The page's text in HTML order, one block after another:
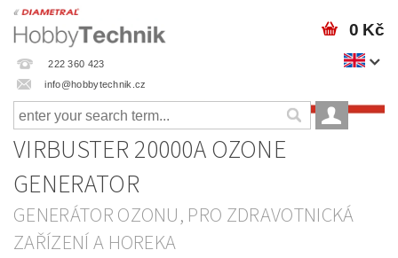
222 360 423
info@hobbytechnik.cz
0 Kč
VIRBUSTER 20000A OZONE
GENERATOR
GENERÁTOR OZONU, PRO ZDRAVOTNICKÁ
ZAŘÍZENÍ A HOREKA